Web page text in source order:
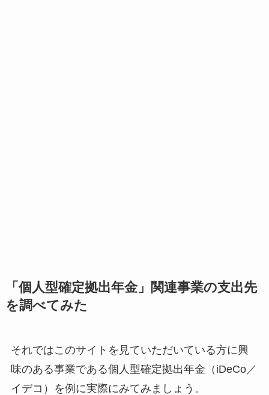
「個人型確定拠出年金」関連事業の支出先
を調べてみた
それではこのサイトを見ていただいている方に興
味のある事業である個人型確定拠出年金（iDeCo／
イデコ）を例に実際にみてみましょう。